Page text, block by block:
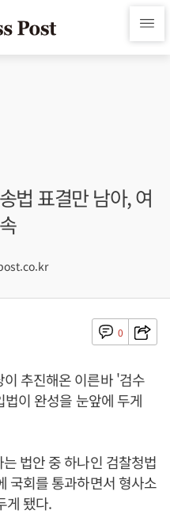
법 표결만 남아, 여
0
추진해온 이른바 '검수
이 완성을 눈앞에 두게
법안 중 하나인 검찰청법
국회를 통과하면서 형사소
게 됐다.